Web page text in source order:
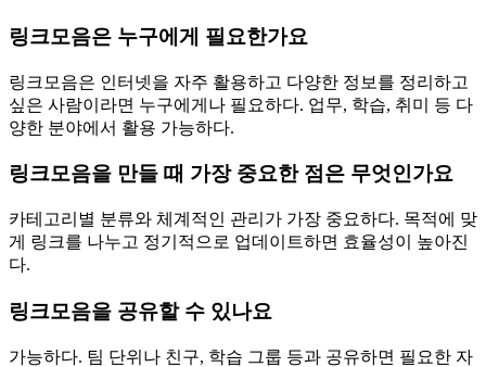
링크모음은 누구에게 필요한가요
링크모음은 인터넷을 자주 활용하고 다양한 정보를 정리하고
싶은 사람이라면 누구에게나 필요하다. 업무, 학습, 취미 등 다
양한 분야에서 활용 가능하다.
링크모음을 만들 때 가장 중요한 점은 무엇인가요
카테고리별 분류와 체계적인 관리가 가장 중요하다. 목적에 맞
게 링크를 나누고 정기적으로 업데이트하면 효율성이 높아진
다.
링크모음을 공유할 수 있나요
가능하다. 팀 단위나 친구, 학습 그룹 등과 공유하면 필요한 자